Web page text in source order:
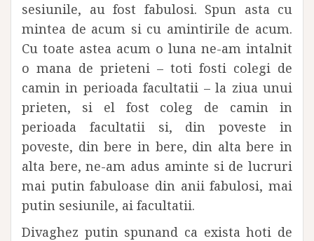
sesiunile, au fost fabulosi. Spun asta cu
mintea de acum si cu amintirile de acum.
Cu toate astea acum o luna ne-am intalnit
o mana de prieteni – toti fosti colegi de
camin in perioada facultatii – la ziua unui
prieten, si el fost coleg de camin in
perioada facultatii si, din poveste in
poveste, din bere in bere, din alta bere in
alta bere, ne-am adus aminte si de lucruri
mai putin fabuloase din anii fabulosi, mai
putin sesiunile, ai facultatii.
Divaghez putin spunand ca exista hoti de